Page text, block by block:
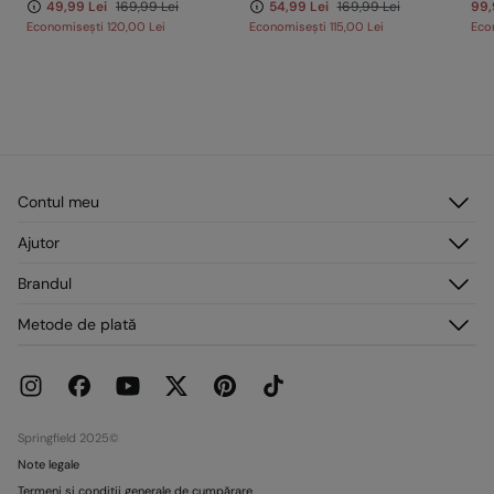
49,99 Lei 169,99 Lei
Economisești 120,00 Lei
54,99 Lei 169,99 Lei
Economisești 115,00 Lei
Contul meu
Înregistrare
Adresele mele
Ajutor
Livrare
Promoții curente
Brandul
Magazine
Metode de plată
Springfield 2025©
Note legale
Termeni și condiții generale de cumpărare